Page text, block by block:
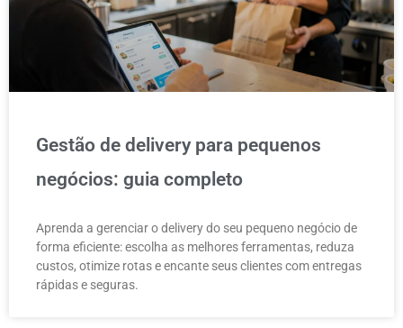
Gestão de delivery para pequenos
negócios: guia completo
Aprenda a gerenciar o delivery do seu pequeno negócio de
forma eficiente: escolha as melhores ferramentas, reduza
custos, otimize rotas e encante seus clientes com entregas
rápidas e seguras.